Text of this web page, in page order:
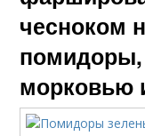
чесноком
морковью